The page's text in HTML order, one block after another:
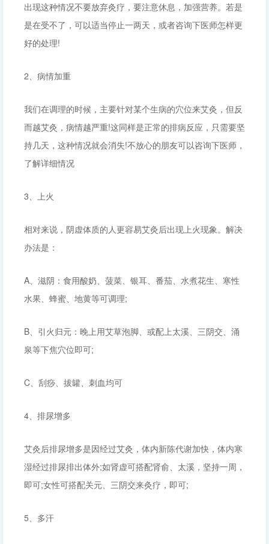
出现这种情况不要放弃灸疗，要注意休息，加强营养。若是
是在受不了，可以适当停止一两天，或者咨询下医师怎样更
好的处理!
2、病情加重
我们在调理的时候，主要针对某个生病的穴位来艾灸，但反
而越艾灸，病情越严重!这同样是正常的排病反应，只需要坚
持几天，这种情况就会消失!不放心的朋友可以咨询下医师，
了解详细情况
3、上火
相对来说，阴虚体质的人更容易艾灸后出现上火现象。解决
办法是：
A、滋阴：食用酸奶、菠菜、银耳、番茄、水煮花生、寒性
水果、蜂蜜、地黄等可调理;
B、引火归元：晚上用艾草泡脚、或配上太溪、三阴交、涌
泉等下焦穴位即可;
C、刮痧、拔罐、刺血均可
4、排尿增多
艾灸后排尿增多是因经过艾灸，体内新陈代谢加快，体内寒
湿经过排尿排出体外;如肾虚可搭配肾俞、太溪，坚持一周，
即可;女性可搭配关元、三阴交来灸疗，即可;
5、多汗